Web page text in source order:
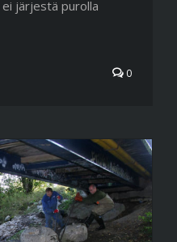
ei järjestä purolla
0